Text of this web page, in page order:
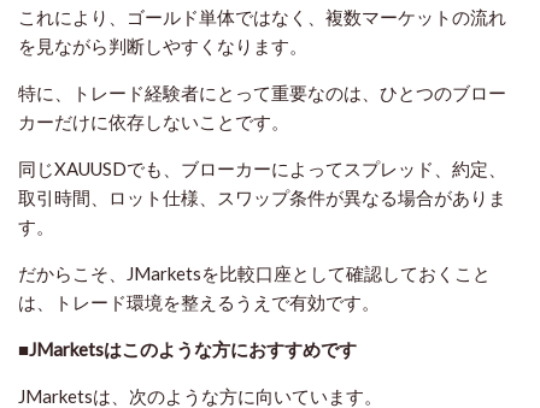
これにより、ゴールド単体ではなく、複数マーケットの流れ
を見ながら判断しやすくなります。
特に、トレード経験者にとって重要なのは、ひとつのブロー
カーだけに依存しないことです。
同じXAUUSDでも、ブローカーによってスプレッド、約定、
取引時間、ロット仕様、スワップ条件が異なる場合がありま
す。
だからこそ、JMarketsを比較口座として確認しておくこと
は、トレード環境を整えるうえで有効です。
■JMarketsはこのような方におすすめです
JMarketsは、次のような方に向いています。